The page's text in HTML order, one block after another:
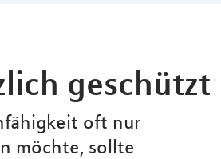
geschützt
oft nur
möchte, sollte